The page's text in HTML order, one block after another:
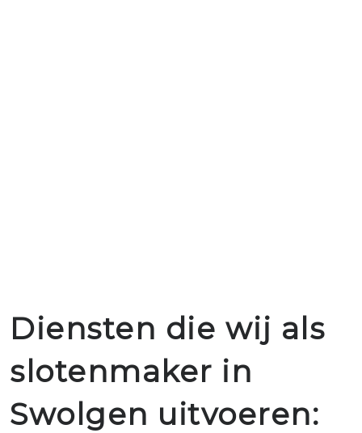
Diensten die wij als
slotenmaker in
Swolgen uitvoeren: